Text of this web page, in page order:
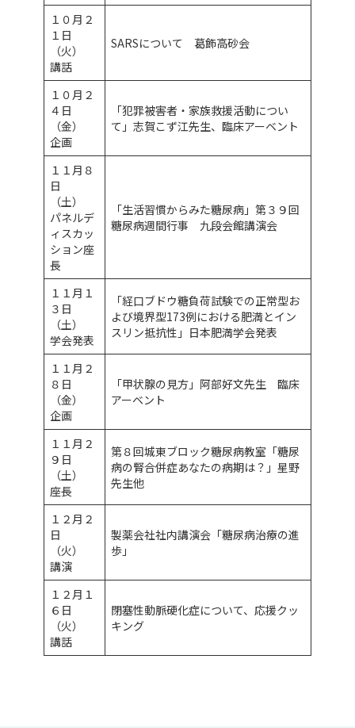
１０月２
１日
（火）
講話
SARSについて 葛飾高砂会
１０月２
４日
（金）
企画
「犯罪被害者・家族救援活動につい
て」志賀こず江先生、臨床アーベント
１１月８
日
（土）
パネルデ
ィスカッ
ション座
長
「生活習慣からみた糖尿病」第３９回
糖尿病週間行事 九段会館講演会
１１月１
３日
（土）
学会発表
「経口ブドウ糖負荷試験での正常型お
よび境界型173例における肥満とイン
スリン抵抗性」日本肥満学会発表
１１月２
８日
（金）
企画
「甲状腺の見方」阿部好文先生 臨床
アーベント
１１月２
９日
（土）
座長
第８回城東ブロック糖尿病教室「糖尿
病の腎合併症あなたの病期は？」星野
先生他
１２月２
日
（火）
講演
製薬会社社内講演会「糖尿病治療の進
歩」
１２月１
６日
（火）
講話
閉塞性動脈硬化症について、応援クッ
キング